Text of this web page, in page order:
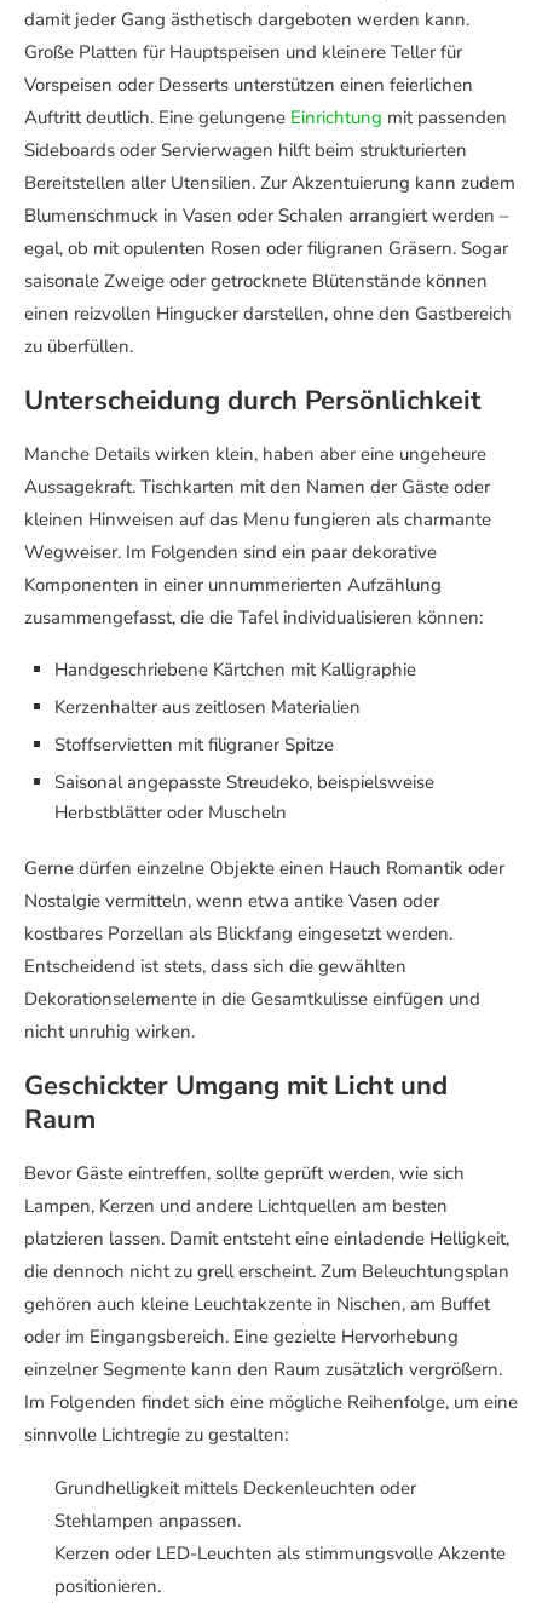
damit jeder Gang ästhetisch dargeboten werden kann.
Große Platten für Hauptspeisen und kleinere Teller für
Vorspeisen oder Desserts unterstützen einen feierlichen
Auftritt deutlich. Eine gelungene Einrichtung mit passenden
Sideboards oder Servierwagen hilft beim strukturierten
Bereitstellen aller Utensilien. Zur Akzentuierung kann zudem
Blumenschmuck in Vasen oder Schalen arrangiert werden –
egal, ob mit opulenten Rosen oder filigranen Gräsern. Sogar
saisonale Zweige oder getrocknete Blütenstände können
einen reizvollen Hingucker darstellen, ohne den Gastbereich
zu überfüllen.
Unterscheidung durch Persönlichkeit
Manche Details wirken klein, haben aber eine ungeheure
Aussagekraft. Tischkarten mit den Namen der Gäste oder
kleinen Hinweisen auf das Menu fungieren als charmante
Wegweiser. Im Folgenden sind ein paar dekorative
Komponenten in einer unnummerierten Aufzählung
zusammengefasst, die die Tafel individualisieren können:
Handgeschriebene Kärtchen mit Kalligraphie
Kerzenhalter aus zeitlosen Materialien
Stoffservietten mit filigraner Spitze
Saisonal angepasste Streudeko, beispielsweise
Herbstblätter oder Muscheln
Gerne dürfen einzelne Objekte einen Hauch Romantik oder
Nostalgie vermitteln, wenn etwa antike Vasen oder
kostbares Porzellan als Blickfang eingesetzt werden.
Entscheidend ist stets, dass sich die gewählten
Dekorationselemente in die Gesamtkulisse einfügen und
nicht unruhig wirken.
Geschickter Umgang mit Licht und
Raum
Bevor Gäste eintreffen, sollte geprüft werden, wie sich
Lampen, Kerzen und andere Lichtquellen am besten
platzieren lassen. Damit entsteht eine einladende Helligkeit,
die dennoch nicht zu grell erscheint. Zum Beleuchtungsplan
gehören auch kleine Leuchtakzente in Nischen, am Buffet
oder im Eingangsbereich. Eine gezielte Hervorhebung
einzelner Segmente kann den Raum zusätzlich vergrößern.
Im Folgenden findet sich eine mögliche Reihenfolge, um eine
sinnvolle Lichtregie zu gestalten:
Grundhelligkeit mittels Deckenleuchten oder
Stehlampen anpassen.
Kerzen oder LED-Leuchten als stimmungsvolle Akzente
positionieren.